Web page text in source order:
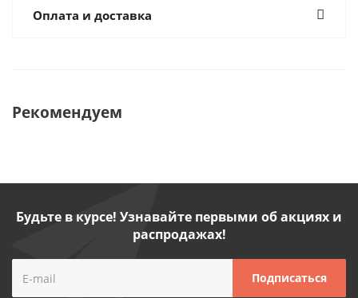
Оплата и доставка
Рекомендуем
Будьте в курсе! Узнавайте первыми об акциях и
распродажах!